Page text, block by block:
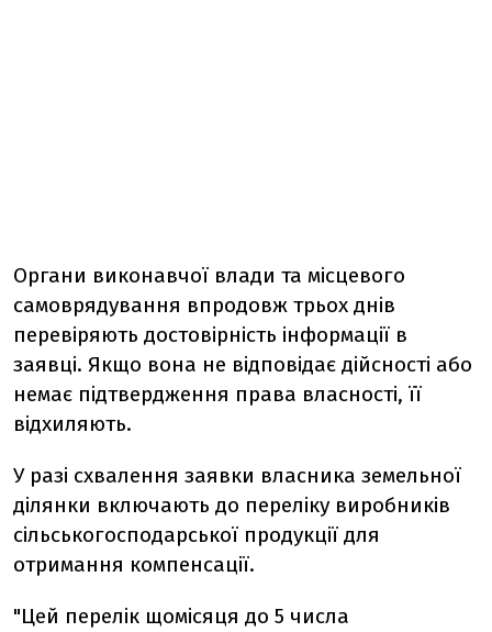
Органи виконавчої влади та місцевого
самоврядування впродовж трьох днів
перевіряють достовірність інформації в
заявці. Якщо вона не відповідає дійсності або
немає підтвердження права власності, її
відхиляють.
У разі схвалення заявки власника земельної
ділянки включають до переліку виробників
сільськогосподарської продукції для
отримання компенсації.
"Цей перелік щомісяця до 5 числа